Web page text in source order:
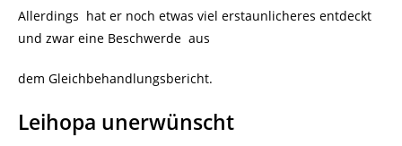
Allerdings hat er noch etwas viel erstaunlicheres entdeckt
und zwar eine Beschwerde aus
dem Gleichbehandlungsbericht.
Leihopa unerwünscht